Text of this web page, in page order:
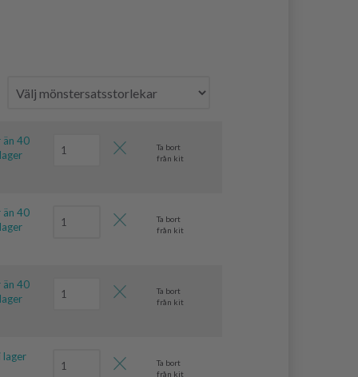
än 40
Ta bort
från kit
än 40
Ta bort
från kit
än 40
Ta bort
från kit
lager
Ta bort
från kit